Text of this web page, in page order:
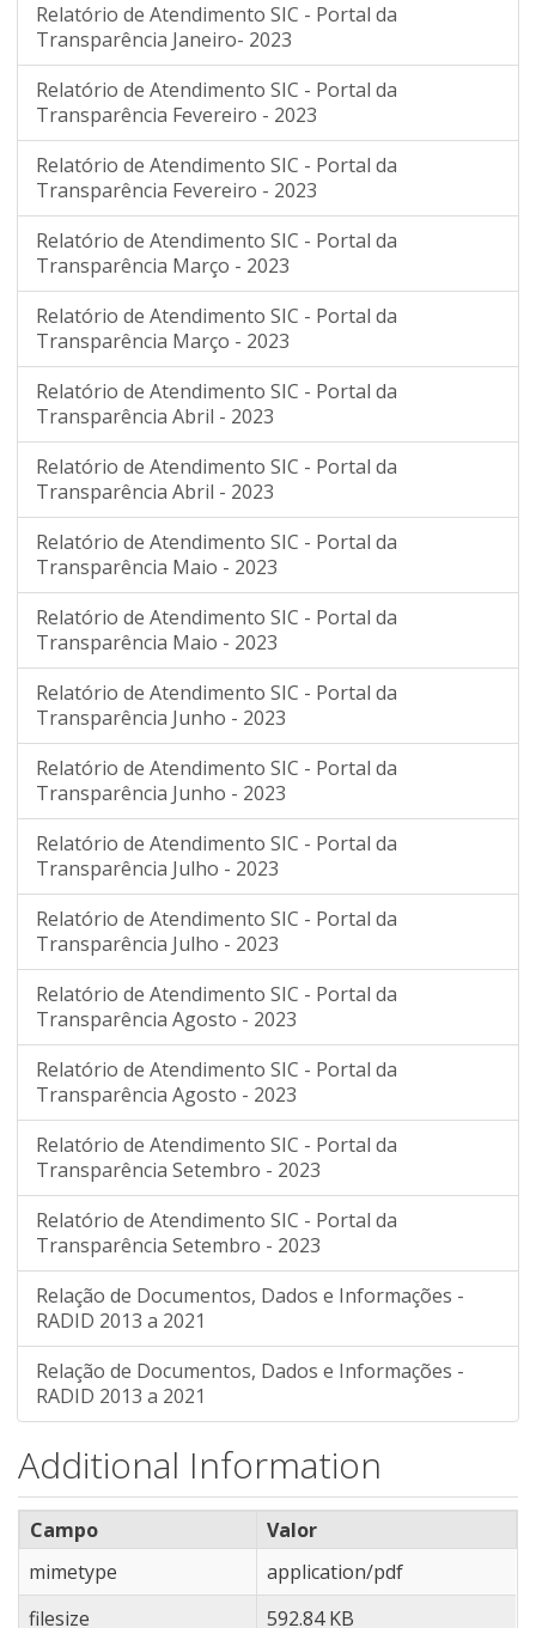
Relatório de Atendimento SIC - Portal da
Transparência Janeiro- 2023
Relatório de Atendimento SIC - Portal da
Transparência Fevereiro - 2023
Relatório de Atendimento SIC - Portal da
Transparência Fevereiro - 2023
Relatório de Atendimento SIC - Portal da
Transparência Março - 2023
Relatório de Atendimento SIC - Portal da
Transparência Março - 2023
Relatório de Atendimento SIC - Portal da
Transparência Abril - 2023
Relatório de Atendimento SIC - Portal da
Transparência Abril - 2023
Relatório de Atendimento SIC - Portal da
Transparência Maio - 2023
Relatório de Atendimento SIC - Portal da
Transparência Maio - 2023
Relatório de Atendimento SIC - Portal da
Transparência Junho - 2023
Relatório de Atendimento SIC - Portal da
Transparência Junho - 2023
Relatório de Atendimento SIC - Portal da
Transparência Julho - 2023
Relatório de Atendimento SIC - Portal da
Transparência Julho - 2023
Relatório de Atendimento SIC - Portal da
Transparência Agosto - 2023
Relatório de Atendimento SIC - Portal da
Transparência Agosto - 2023
Relatório de Atendimento SIC - Portal da
Transparência Setembro - 2023
Relatório de Atendimento SIC - Portal da
Transparência Setembro - 2023
Relação de Documentos, Dados e Informações -
RADID 2013 a 2021
Relação de Documentos, Dados e Informações -
RADID 2013 a 2021
Additional Information
Campo
Valor
mimetype
application/pdf
filesize
592.84 KB